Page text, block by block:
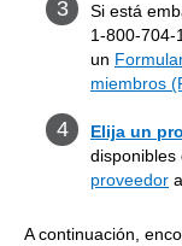
Si está
1-800-704-
un
miembros
Elija un
disponibles
proveedor
A continuación,